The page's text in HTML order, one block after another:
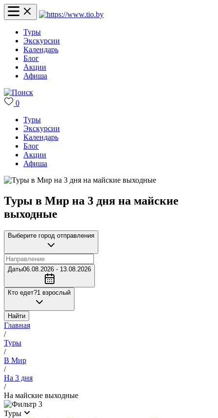
Туры
Экскурсии
Календарь
Блог
Акции
Афиша
0
Туры
Экскурсии
Календарь
Блог
Акции
Афиша
Туры в Мир на 3 дня на майские
выходные
Выберите город отправления
Даты06.08.2026 - 13.08.2026
Кто едет?1 взрослый
Найти
Главная
/
Туры
/
В Мир
/
На 3 дня
/
На майские выходные
3
Туры